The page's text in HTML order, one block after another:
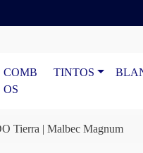
COMB
OS
TINTOS
Tierra | Malbec Magnum